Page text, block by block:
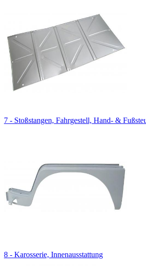
7 - Stoßstangen, Fahrgestell, Hand- &
8 - Karosserie, Innenausstattung